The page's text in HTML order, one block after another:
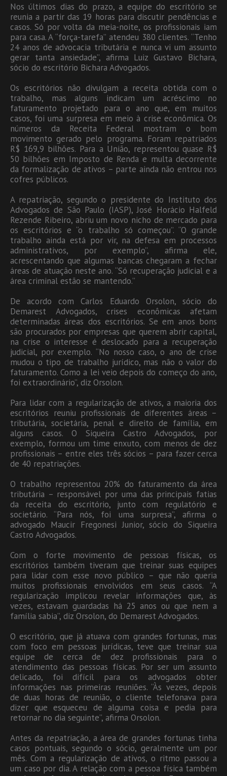
Nos últimos dias do prazo, a equipe do escritório se
reunia a partir das 19 horas para discutir pendências e
casos. Só por volta da meia-noite, os profissionais iam
para casa. A “força-tarefa” atendeu 380 clientes. “Tenho
24 anos de advocacia tributária e nunca vi um assunto
gerar tanta ansiedade”, afirma Luiz Gustavo Bichara,
sócio do escritório Bichara Advogados.
Os escritórios não divulgam a receita obtida com o
trabalho, mas alguns indicam um acréscimo no
faturamento projetado para o ano que, em muitos
casos, foi uma surpresa em meio à crise econômica. Os
números da Receita Federal mostram o bom
movimento gerado pelo programa. Foram repatriados
R$ 169,9 bilhões. Para a União, representou quase R$
50 bilhões em Imposto de Renda e multa decorrente
da formalização de ativos – parte ainda não entrou nos
cofres públicos.
A repatriação, segundo o presidente do Instituto dos
Advogados de São Paulo (IASP), José Horácio Halfeld
Rezende Ribeiro, abriu um novo nicho de mercado para
os escritórios e “o trabalho só começou”. “O grande
trabalho ainda está por vir, na defesa em processos
administrativos, por exemplo”, afirma ele,
acrescentando que algumas bancas chegaram a fechar
áreas de atuação neste ano. “Só recuperação judicial e a
área criminal estão se mantendo.”
De acordo com Carlos Eduardo Orsolon, sócio do
Demarest Advogados, crises econômicas afetam
determinadas áreas dos escritórios. Se em anos bons
são procurados por empresas que querem abrir capital,
na crise o interesse é deslocado para a recuperação
judicial, por exemplo. “No nosso caso, o ano de crise
mudou o tipo de trabalho jurídico, mas não o valor do
faturamento. Como a lei veio depois do começo do ano,
foi extraordinário”, diz Orsolon.
Para lidar com a regularização de ativos, a maioria dos
escritórios reuniu profissionais de diferentes áreas –
tributária, societária, penal e direito de família, em
alguns casos. O Siqueira Castro Advogados, por
exemplo, formou um time enxuto, com menos de dez
profissionais – entre eles três sócios – para fazer cerca
de 40 repatriações.
O trabalho representou 20% do faturamento da área
tributária – responsável por uma das principais fatias
da receita do escritório, junto com regulatório e
societário. “Para nós, foi uma surpresa”, afirma o
advogado Maucir Fregonesi Junior, sócio do Siqueira
Castro Advogados.
Com o forte movimento de pessoas físicas, os
escritórios também tiveram que treinar suas equipes
para lidar com esse novo público – que não queria
muitos profissionais envolvidos em seus casos. “A
regularização implicou revelar informações que, às
vezes, estavam guardadas há 25 anos ou que nem a
família sabia”, diz Orsolon, do Demarest Advogados.
O escritório, que já atuava com grandes fortunas, mas
com foco em pessoas jurídicas, teve que treinar sua
equipe de cerca de dez profissionais para o
atendimento das pessoas físicas. Por ser um assunto
delicado, foi difícil para os advogados obter
informações nas primeiras reuniões. “Às vezes, depois
de duas horas de reunião, o cliente telefonava para
dizer que esqueceu de alguma coisa e pedia para
retornar no dia seguinte”, afirma Orsolon.
Antes da repatriação, a área de grandes fortunas tinha
casos pontuais, segundo o sócio, geralmente um por
mês. Com a regularização de ativos, o ritmo passou a
um caso por dia. A relação com a pessoa física também